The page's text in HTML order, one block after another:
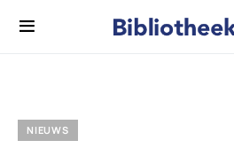
NIEUWS